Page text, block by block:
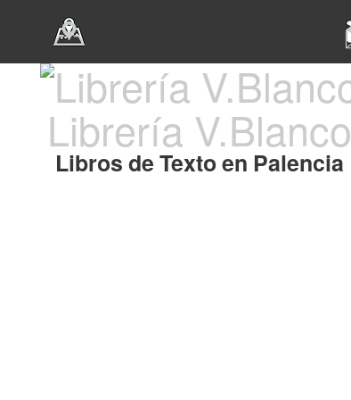
Librería V.Blanco
Libros de Texto en Palencia